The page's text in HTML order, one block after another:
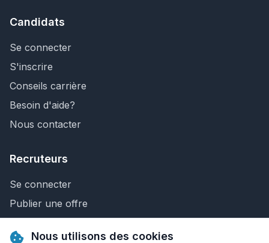
Candidats
Se connecter
S'inscrire
Conseils carrière
Besoin d'aide?
Nous contacter
Recruteurs
Se connecter
Publier une offre
Nous utilisons des cookies